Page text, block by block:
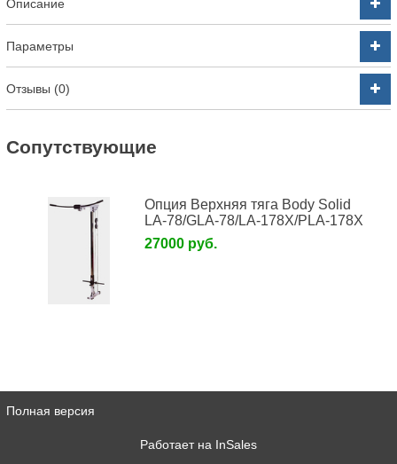
Описание
Параметры
Отзывы (0)
Cопутствующие
Опция Верхняя тяга Body Solid
LA-78/GLA-78/LA-178X/PLA-178X
27000 руб.
Полная версия
Работает на InSales